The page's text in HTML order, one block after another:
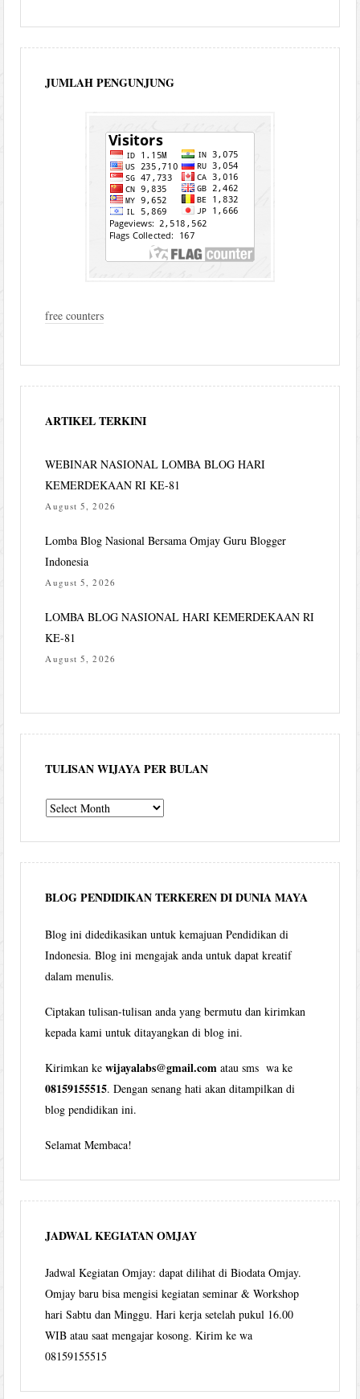
JUMLAH PENGUNJUNG
free counters
ARTIKEL TERKINI
WEBINAR NASIONAL LOMBA BLOG HARI
KEMERDEKAAN RI KE-81
August 5, 2026
Lomba Blog Nasional Bersama Omjay Guru Blogger
Indonesia
August 5, 2026
LOMBA BLOG NASIONAL HARI KEMERDEKAAN RI
KE-81
August 5, 2026
TULISAN WIJAYA PER BULAN
Tulisan
per
bulan
BLOG PENDIDIKAN TERKEREN DI DUNIA MAYA
Blog ini didedikasikan untuk kemajuan Pendidikan di
Indonesia. Blog ini mengajak anda untuk dapat kreatif
dalam menulis.
Ciptakan tulisan-tulisan anda yang bermutu dan kirimkan
kepada kami untuk ditayangkan di blog ini.
Kirimkan kewijayalabs@gmail.com atau sms wa ke
08159155515. Dengan senang hati akan ditampilkan di
blog pendidikan ini.
Selamat Membaca!
JADWAL KEGIATAN OMJAY
Jadwal Kegiatan Omjay: dapat dilihat di Biodata Omjay.
Omjay baru bisa mengisi kegiatan seminar & Workshop
hari Sabtu dan Minggu. Hari kerja setelah pukul 16.00
WIB atau saat mengajar kosong. Kirim ke wa
08159155515